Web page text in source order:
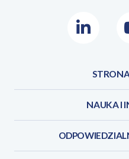
Ekstrakt z ziela nawłoci
Ekstrakt z ziela rdestu
NAUKA I